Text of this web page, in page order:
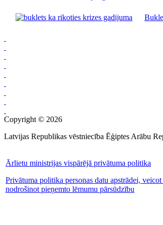
Copyright © 2026
Latvijas Republikas vēstniecība Ēģiptes Arābu
Ārlietu ministrijas vispārējā privātuma politika
Privātuma politika personas datu apstrādei,
nodrošinot pieņemto lēmumu pārsūdzību